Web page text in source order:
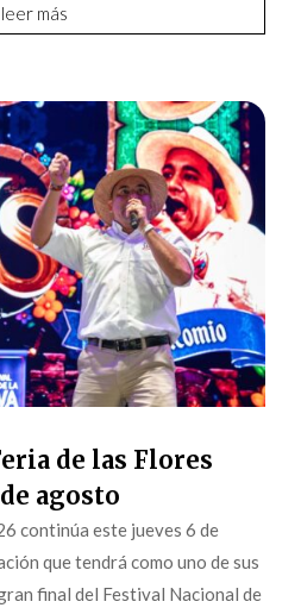
leer más
de las Flores
agosto
continúa este jueves 6 de
que tendrá como uno de sus
final del Festival Nacional de